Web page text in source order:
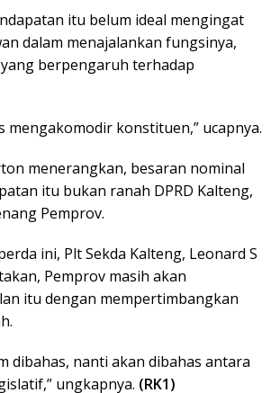
itu belum ideal mengingat
dalam menajalankan fungsinya,
berpengaruh terhadap
mengakomodir konstituen,” ucapnya.
menerangkan, besaran nominal
itu bukan ranah DPRD Kalteng,
Pemprov.
ini, Plt Sekda Kalteng, Leonard S
Pemprov masih akan
itu dengan mempertimbangkan
dibahas, nanti akan dibahas antara
ungkapnya. (RK1)